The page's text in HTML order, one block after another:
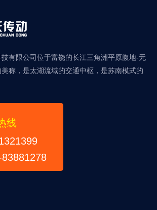
限公司位于富饶的长江三角洲平原腹地-无
称，是太湖流域的交通中枢，是苏南模式的
线